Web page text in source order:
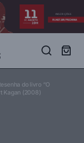
do livro “O
Kagan (2008)